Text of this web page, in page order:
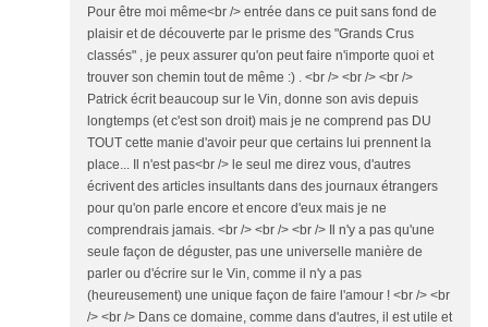
Pour être moi même<br /> entrée dans ce puit sans fond de
plaisir et de découverte par le prisme des "Grands Crus
classés" , je peux assurer qu'on peut faire n'importe quoi et
trouver son chemin tout de même :) . <br /> <br /> <br />
Patrick écrit beaucoup sur le Vin, donne son avis depuis
longtemps (et c'est son droit) mais je ne comprend pas DU
TOUT cette manie d'avoir peur que certains lui prennent la
place... Il n'est pas<br /> le seul me direz vous, d'autres
écrivent des articles insultants dans des journaux étrangers
pour qu'on parle encore et encore d'eux mais je ne
comprendrais jamais. <br /> <br /> <br /> Il n'y a pas qu'une
seule façon de déguster, pas une universelle manière de
parler ou d'écrire sur le Vin, comme il n'y a pas
(heureusement) une unique façon de faire l'amour ! <br /> <br
/> <br /> Dans ce domaine, comme dans d'autres, il est utile et